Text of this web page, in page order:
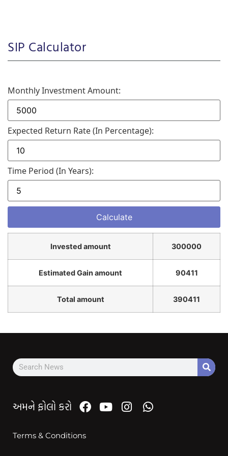
SIP Calculator
Monthly Investment Amount:
Expected Return Rate (in Percentage):
Time Period (in Years):
Invested amount 300000
Estimated Gain amount 90411
Total amount 390411
અમને ફોલો કરો
Terms & Conditions